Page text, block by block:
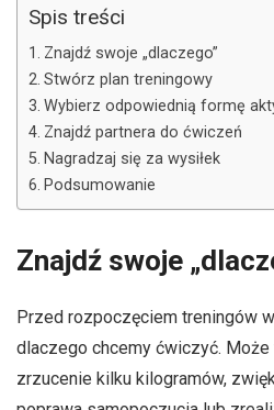
Spis treści
Znajdź swoje „dlaczego”
Stwórz plan treningowy
Wybierz odpowiednią formę
Znajdź partnera do ćwiczeń
Nagradzaj się za wysiłek
Podsumowanie
Znajdź swoje
Przed rozpoczęciem treningów
dlaczego chcemy ćwiczyć.
zrzucenie kilku kilogramów,